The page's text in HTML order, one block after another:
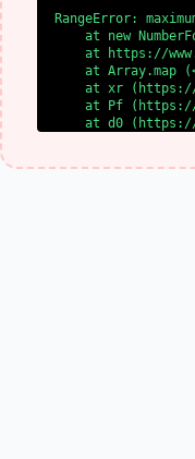
RangeError:
at new
at https://
at Array.map
at xr
at Pf
at d0
at l0
at SS